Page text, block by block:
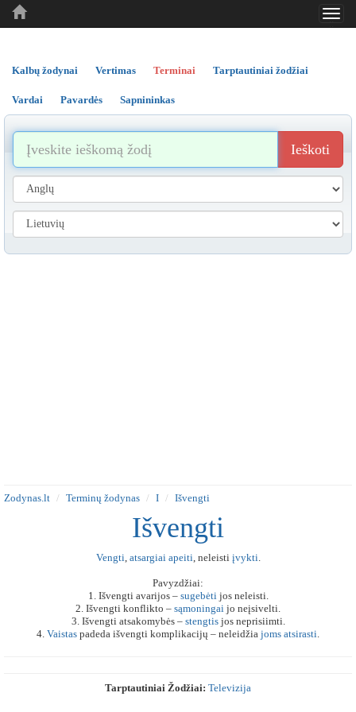
..
..
Kalbų žodynai Vertimas Terminai Tarptautiniai žodžiai
Vardai Pavardės Sapnininkas
Ieškoti
Zodynas.lt Terminų žodynas I Išvengti
Išvengti
Vengti, atsargiai apeiti, neleisti įvykti.
Pavyzdžiai:
1. Išvengti avarijos – sugebėtijos neleisti.
2. Išvengti konflikto – sąmoningai jo neįsivelti.
3. Išvengti atsakomybės – stengtisjos neprisiimti.
4. Vaistas padeda išvengti komplikacijų – neleidžia joms atsirasti.
Tarptautiniai Žodžiai: Televizija